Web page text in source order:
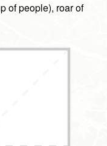
of people), roar of